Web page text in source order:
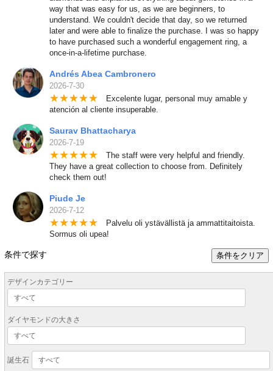
way that was easy for us, as we are beginners, to
understand. We couldn't decide that day, so we returned
later and were able to finalize the purchase. I was so happy
to have purchased such a wonderful engagement ring, a
once-in-a-lifetime purchase.
Andrés Abea Cambronero
2026-7-30
★★★★★ Excelente lugar, personal muy amable y
atención al cliente insuperable.
Saurav Bhattacharya
2026-7-19
★★★★★ The staff were very helpful and friendly.
They have a great collection to choose from. Definitely
check them out!
Piude Je
2026-7-12
★★★★★ Palvelu oli ystävällistä ja ammattitaitoista.
Sormus oli upea!
条件で探す 条件をクリア
デザインカテゴリー
ダイヤモンドの大きさ
誕生石